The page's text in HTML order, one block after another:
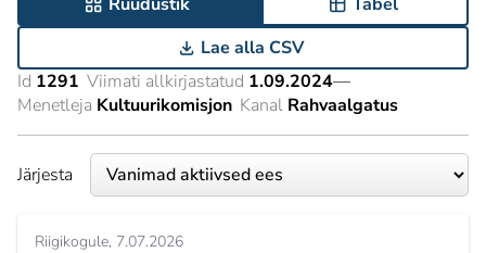
Lae alla CSV
Id 1291 Viimati allkirjastatud 1.09.2024—
Menetleja Kultuurikomisjon Kanal Rahvaalgatus
Järjesta
Riigikogule 7.07.2026